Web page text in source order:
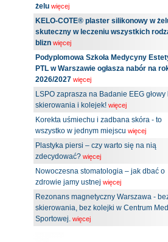
żelu więcej
KELO-COTE® plaster silikonowy w
skuteczny w leczeniu wszystkich
blizn więcej
Podyplomowa Szkoła Medycyny
PTL w Warszawie ogłasza nabór na
2026/2027 więcej
LSPO zaprasza na Badanie EEG głowy
skierowania i kolejek! więcej
Korekta uśmiechu i zadbana skóra - to
wszystko w jednym miejscu więcej
Plastyka piersi – czy warto się na nią
zdecydować? więcej
Nowoczesna stomatologia – jak dbać o
zdrowie jamy ustnej więcej
Rezonans magnetyczny Warszawa -
skierowania, bez kolejki w Centrum
Sportowej. więcej